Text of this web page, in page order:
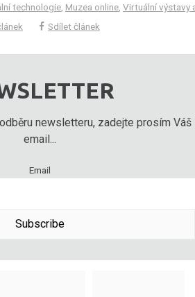
technologie Muzea online Virtuální výstavy
Sdílet článek
newsletteru, zadejte prosím Váš
email...
Email
Subscribe